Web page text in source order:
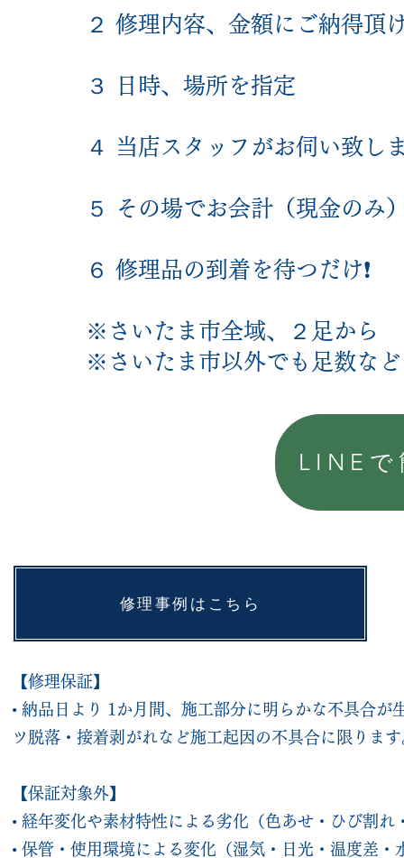
２ 修理内容、金額にご納得頂
３ 日時、場所を指定
４ 当店スタッフがお伺い致し
５ その場でお会計（現金のみ
６ 修理品の到着を待つだけ❗️
※さいたま市全域、２足から
​※さいたま市以外でも足数な
LINEで
修理事例はこちら
【修理保証】
• 納品日より 1か月間、施工部分に明らかな不具合
ツ脱落・接着剥がれなど施工起因の不具合に限りま
【保証対象外】
• 経年変化や素材特性による劣化（色あせ・ひび割れ
• 保管・使用環境による変化（湿気・日光・温度差・